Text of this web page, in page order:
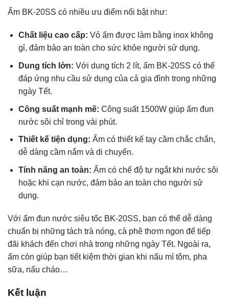
Ấm BK-20SS có nhiều ưu điểm nổi bật như:
Chất liệu cao cấp: Vỏ ấm được làm bằng inox không
gỉ, đảm bảo an toàn cho sức khỏe người sử dụng.
Dung tích lớn: Với dung tích 2 lít, ấm BK-20SS có thể
đáp ứng nhu cầu sử dụng của cả gia đình trong những
ngày Tết.
Công suất mạnh mẽ: Công suất 1500W giúp ấm đun
nước sôi chỉ trong vài phút.
Thiết kế tiện dụng: Ấm có thiết kế tay cầm chắc chắn,
dễ dàng cầm nắm và di chuyển.
Tính năng an toàn: Ấm có chế độ tự ngắt khi nước sôi
hoặc khi cạn nước, đảm bảo an toàn cho người sử
dụng.
Với ấm đun nước siêu tốc BK-20SS, bạn có thể dễ dàng
chuẩn bị những tách trà nóng, cà phê thơm ngon để tiếp
đãi khách đến chơi nhà trong những ngày Tết. Ngoài ra,
ấm còn giúp bạn tiết kiệm thời gian khi nấu mì tôm, pha
sữa, nấu cháo…
Kết luận